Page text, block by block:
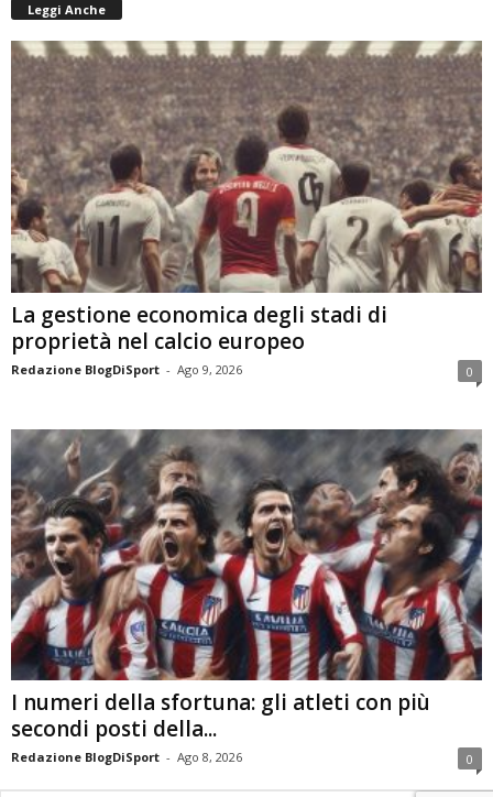
Leggi Anche
La gestione economica degli stadi di
proprietà nel calcio europeo
Redazione BlogDiSport - Ago 9, 2026 0
I numeri della sfortuna: gli atleti con più
secondi posti della...
Redazione BlogDiSport - Ago 8, 2026 0